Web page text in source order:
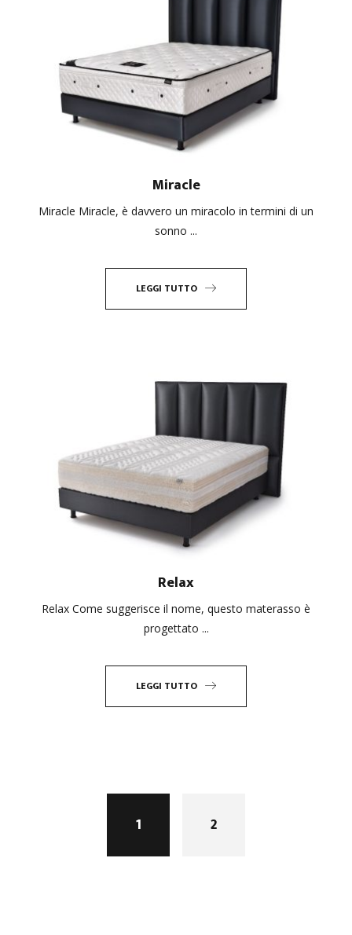
Miracle
Miracle Miracle, è davvero un miracolo in termini di un
sonno ...
LEGGI TUTTO
Relax
Relax Come suggerisce il nome, questo materasso è
progettato ...
LEGGI TUTTO
1 2